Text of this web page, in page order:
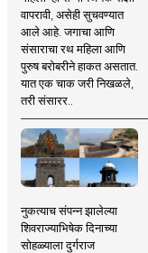
वापरावी, असेही सुचवण्यात
आले आहे. जगाचा आणि
संसाराचा रथ महिला आणि
पुरुष बरोबरीने हाकत असतात.
यात एक चाक जरी निखळले,
तरी संसारर..
नुकत्याच संपन्न झालेल्या
शिवराज्याभिषेक दिनाच्या
सोहळ्याला दुर्गराज